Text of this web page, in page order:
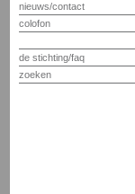
nieuws/contact
colofon
de stichting/faq
zoeken